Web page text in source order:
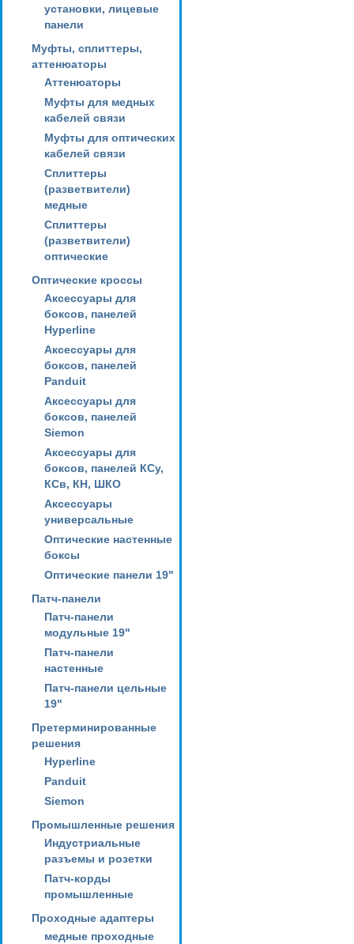
установки, лицевые
панели
Муфты, сплиттеры,
аттенюаторы
Аттенюаторы
Муфты для медных
кабелей связи
Муфты для оптических
кабелей связи
Сплиттеры
(разветвители)
медные
Сплиттеры
(разветвители)
оптические
Оптические кроссы
Аксессуары для
боксов, панелей
Hyperline
Аксессуары для
боксов, панелей
Panduit
Аксессуары для
боксов, панелей
Siemon
Аксессуары для
боксов, панелей КСу,
КСв, КН, ШКО
Аксессуары
универсальные
Оптические настенные
боксы
Оптические панели 19"
Патч-панели
Патч-панели
модульные 19"
Патч-панели
настенные
Патч-панели цельные
19"
Претерминированные
решения
Hyperline
Panduit
Siemon
Промышленные решения
Индустриальные
разъемы и розетки
Патч-корды
промышленные
Проходные адаптеры
медные проходные